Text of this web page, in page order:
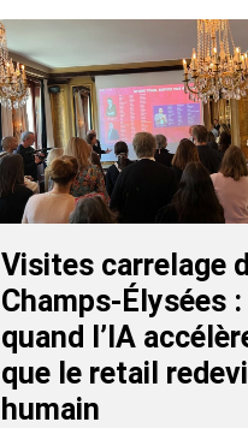
Visites carrelage
Champs-Élysées :
quand l’IA
que le retail
humain